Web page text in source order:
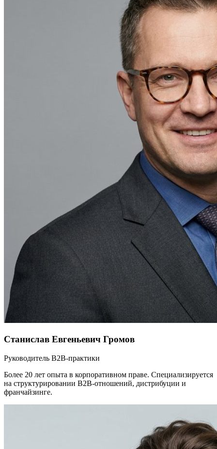
Станислав Евгеньевич Громов
Руководитель B2B-практики
Более 20 лет опыта в корпоративном праве. Специализируется
на структурировании B2B-отношений, дистрибуции и
франчайзинге.